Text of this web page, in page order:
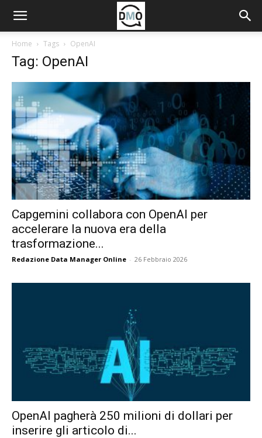
Home Tags OpenAI
Tag: OpenAI
Capgemini collabora con OpenAI per
accelerare la nuova era della
trasformazione...
Redazione Data Manager Online - 26 Febbraio 2026
OpenAI pagherà 250 milioni di dollari per
inserire gli articolo di...